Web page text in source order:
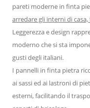
pareti moderne in finta
arredare gli interni di
Leggerezza e design
moderno che si sta
gusti degli italiani.
I pannelli in finta pietra
ai sassi ed ai lastroni di
esterni, facilitando il